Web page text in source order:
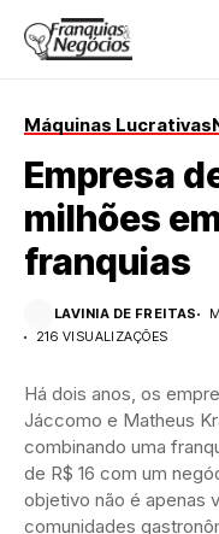
Máquinas Lucrativas
Empresa
milhões
franquias
LAVINIA DE FREITAS
216 VISUALIZAÇÕES
Há dois anos, os
Jáccomo e Matheus
combinando uma
de R$ 16 com um
objetivo não é apenas
comunidades